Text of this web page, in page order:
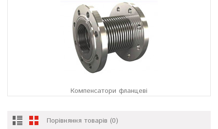
Компенсатори фланцеві
Порівняння товарів (0)